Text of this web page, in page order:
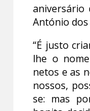
aniversário
António dos
“É justo
lhe o
netos e as
nossos,
se: mas